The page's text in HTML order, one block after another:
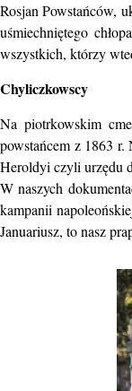
Rosjan Powstańców,
uśmiechniętego
wszystkich, którzy
Chyliczkowscy
Na piotrkowskim
powstańcem z 1863
Heroldyi czyli urzędu
W naszych
kampanii
Januariusz, to nasz